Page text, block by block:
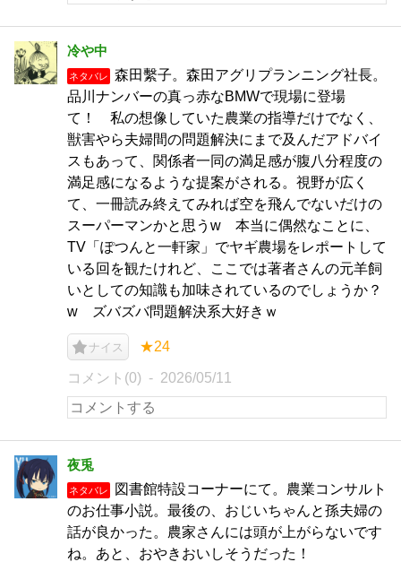
冷や中
ネタバレ
森田繫子。森田アグリプランニング社長。
品川ナンバーの真っ赤なBMWで現場に登場
て！ 私の想像していた農業の指導だけでなく、
獣害やら夫婦間の問題解決にまで及んだアドバイ
スもあって、関係者一同の満足感が腹八分程度の
満足感になるような提案がされる。視野が広く
て、一冊読み終えてみれば空を飛んでないだけの
スーパーマンかと思うw 本当に偶然なことに、
TV「ぽつんと一軒家」でヤギ農場をレポートして
いる回を観たけれど、ここでは著者さんの元羊飼
いとしての知識も加味されているのでしょうか？
w ズバズバ問題解決系大好きｗ
ナイス ★24
コメント(0) 2026/05/11
夜兎
ネタバレ
図書館特設コーナーにて。農業コンサルト
のお仕事小説。最後の、おじいちゃんと孫夫婦の
話が良かった。農家さんには頭が上がらないです
ね。あと、おやきおいしそうだった！